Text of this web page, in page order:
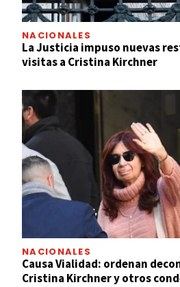
NACIONALES
La Justicia impuso nuevas
visitas a Cristina Kirchner
NACIONALES
Causa Vialidad: ordenan
Cristina Kirchner y otros